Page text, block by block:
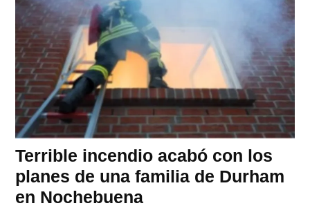
Terrible incendio acabó con los
planes de una familia de Durham
en Nochebuena